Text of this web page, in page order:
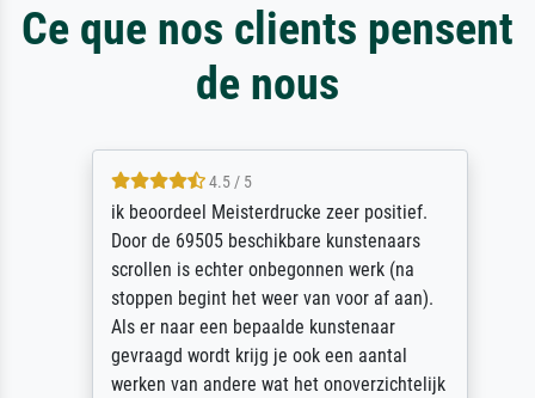
Ce que nos clients pensent
de nous
4.5 / 5
ik beoordeel Meisterdrucke zeer positief.
Door de 69505 beschikbare kunstenaars
scrollen is echter onbegonnen werk (na
stoppen begint het weer van voor af aan).
Als er naar een bepaalde kunstenaar
gevraagd wordt krijg je ook een aantal
werken van andere wat het onoverzichtelijk